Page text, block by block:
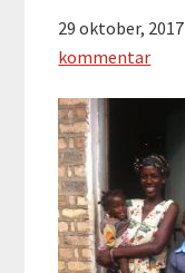
29 oktober, 2017
kommentar